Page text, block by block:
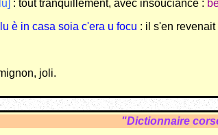
: tout tranquillement, avec insouciance :
è in casa soia c'era u focu : il s'en
joli.
"Dictionnaire